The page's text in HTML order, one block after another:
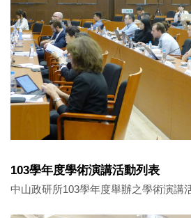
103學年度學術演講活動列表
中山政研所103學年度舉辦之學術演講